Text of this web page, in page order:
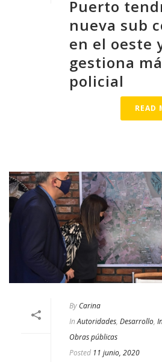
Puerto
nueva sub
en el oeste
gestiona
policial
READ
By Carina
In Autoridades, Desarrollo,
Obras públicas
Posted 11 junio, 2020